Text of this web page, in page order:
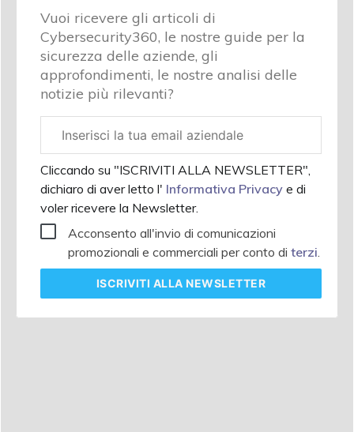
Vuoi ricevere gli articoli di
Cybersecurity360, le nostre guide per la
sicurezza delle aziende, gli
approfondimenti, le nostre analisi delle
notizie più rilevanti?
aziendale
Cliccando su "ISCRIVITI ALLA NEWSLETTER",
dichiaro di aver letto l' Informativa Privacy e di
voler ricevere la Newsletter.
Acconsento all'invio di comunicazioni
promozionali e commerciali per conto di terzi.
ISCRIVITI ALLA NEWSLETTER